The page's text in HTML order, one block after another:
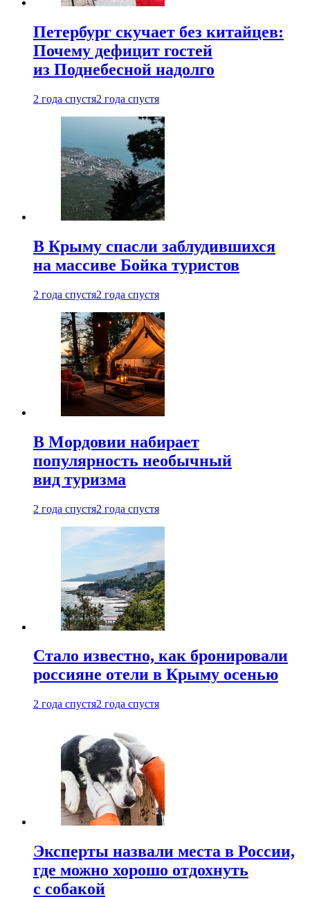
Петербург скучает без китайцев:
Почему дефицит гостей
из Поднебесной надолго
2 года спустя2 года спустя
В Крыму спасли заблудившихся
на массиве Бойка туристов
2 года спустя2 года спустя
В Мордовии набирает
популярность необычный
вид туризма
2 года спустя2 года спустя
Стало известно, как бронировали
россияне отели в Крыму осенью
2 года спустя2 года спустя
Эксперты назвали места в России,
где можно хорошо отдохнуть
с собакой